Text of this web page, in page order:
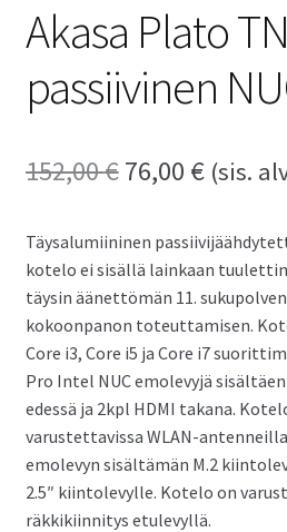
Akasa Plato TN
passiivinen
152,00€ Alkuperäinen
oli:
152,00 €.
76,00 €
on:
76,00 €.
(sis.
Täysalumiininen
kotelo ei sisällä lainkaan
täysin äänettömän 11.
kokoonpanon toteuttamisen.
Core i3, Core i5 ja Core i7
Pro Intel NUC emolevyjä
edessä ja 2kpl HDMI takana.
varustettavissa WLAN-
emolevyn sisältämän M.2
2.5″ kiintolevylle. Kotelo on
räkkikiinnitys etulevyllä.